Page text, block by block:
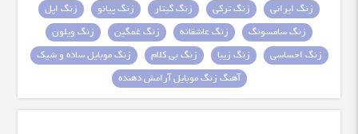
زنگ ایرانی
زنگ ترکی زنگ گیتار زنگ پیانو
زنگ اپل
زنگ سامسونگ
زنگ عاشقانه زنگ غمگین
زنگ ویلون
زنگ احساسی
زنگ زیبا زنگ بی کلام
زنگ موبایل ساده و شیک
آهنگ زنگ موبایل آرامش دهنده